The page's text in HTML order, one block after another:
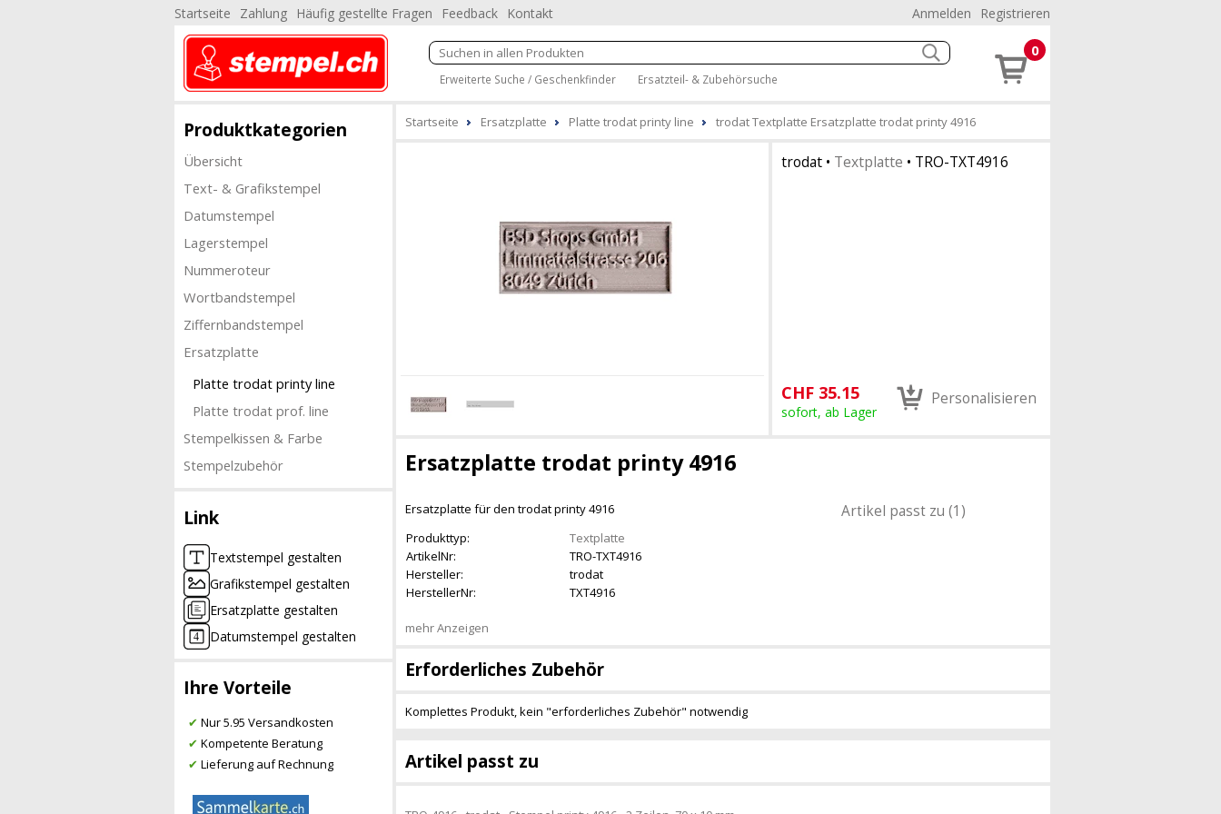
Startseite Zahlung Häufig gestellte Fragen Feedback Kontakt Anmelden Registrieren
Erweiterte Suche / Geschenkfinder Ersatzteil- & Zubehörsuche
0
Produktkategorien
Übersicht
Text- & Grafikstempel
Datumstempel
Lagerstempel
Nummeroteur
Wortbandstempel
Ziffernbandstempel
Ersatzplatte
Platte trodat printy line
Platte trodat prof. line
Stempelkissen & Farbe
Stempelzubehör
Link
Textstempel gestalten
Grafikstempel gestalten
Ersatzplatte gestalten
Datumstempel gestalten
Ihre Vorteile
✔ Nur 5.95 Versandkosten
✔ Kompetente Beratung
✔ Lieferung auf Rechnung
Startseite Ersatzplatte Platte trodat printy line trodat Textplatte Ersatzplatte trodat printy 4916
trodat • Textplatte • TRO-TXT4916
CHF 35.15
sofort, ab Lager
Personalisieren
Ersatzplatte trodat printy 4916
Ersatzplatte für den trodat printy 4916
Produkttyp:
Textplatte
ArtikelNr:
TRO-TXT4916
Hersteller:
trodat
HerstellerNr:
TXT4916
Artikel passt zu (1)
mehr Anzeigen
Erforderliches Zubehör
Komplettes Produkt, kein "erforderliches Zubehör" notwendig
Artikel passt zu